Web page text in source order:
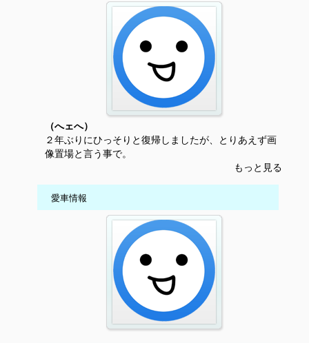
（へェへ）
２年ぶりにひっそりと復帰しましたが、とりあえず画
像置場と言う事で。
もっと見る
愛車情報